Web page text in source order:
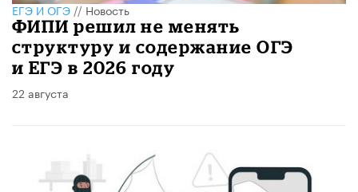
ЕГЭ И ОГЭ//Новость
ФИПИ решил не менять
структуру и содержание ОГЭ
и ЕГЭ в 2026 году
22 августа